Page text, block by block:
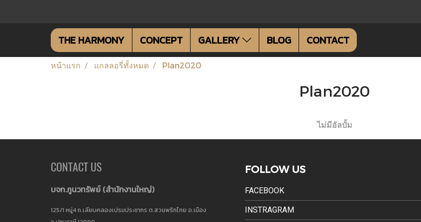
THE HARMONY CONCEPT GALLERY BLOG CONTACT
หน้าแรก แกลลอรี่ทั้งหมด Plan2020
Plan2020
ไม่มีอัลบั้ม
CONTACT US
บจก.ภูนวทรัพย์ (สำนักงานใหญ่)
125/1 หมู่4 ถ.เลียบคลองเปรมประชากร ต.สวนพริกไทย อ.เมือง
FOLLOW US
FACEBOOK
INSTRAGRAM